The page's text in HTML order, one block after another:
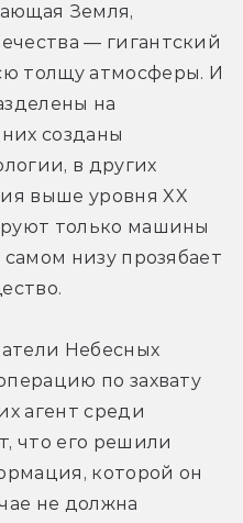
Земля,
— гигантский
толщу атмосферы. И
на
созданы
в других
выше уровня XX
только машины
низу прозябает
Небесных
по захвату
агент среди
что его решили
которой он
не должна